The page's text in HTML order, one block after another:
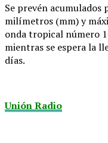
Se prevén
milímetros (mm) y
onda tropical número
mientras se espera la
días.
Unión Radio